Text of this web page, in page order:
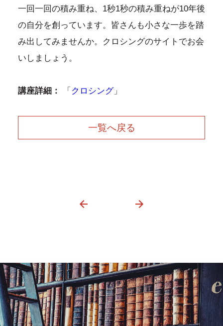
一回一回の積み重ね、1秒1秒の積み重ねが10年後
の自分を創っています。皆さんも小さな一歩を踏
み出してみませんか。クロシングのサイトでお会
いしましょう。
講座詳細： 「 クロシング」
一覧へ戻る